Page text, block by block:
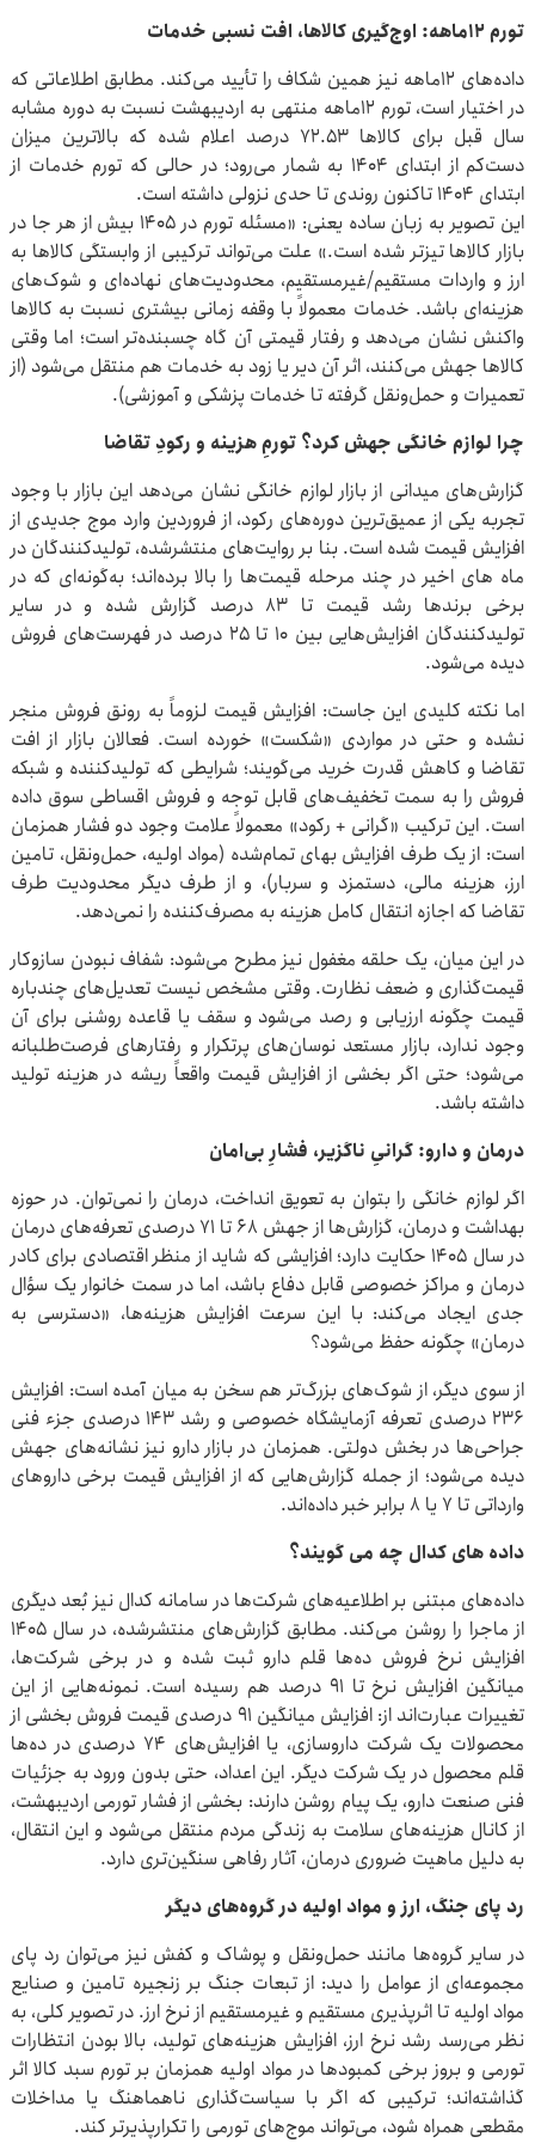
تورم ۱۲ماهه: اوج‌گیری کالاها، افت نسبی خدمات
داده‌های ۱۲ماهه نیز همین شکاف را تأیید می‌کند. مطابق اطلاعاتی که
در اختیار است، تورم ۱۲ماهه منتهی به اردیبهشت نسبت به دوره مشابه
سال قبل برای کالاها ۷۲.۵۳ درصد اعلام شده که بالاترین میزان
دست‌کم از ابتدای ۱۴۰۴ به شمار می‌رود؛ در حالی که تورم خدمات از
ابتدای ۱۴۰۴ تاکنون روندی تا حدی نزولی داشته است.
این تصویر به زبان ساده یعنی: «مسئله تورم در ۱۴۰۵ بیش از هر جا در
بازار کالاها تیزتر شده است.» علت می‌تواند ترکیبی از وابستگی کالاها به
ارز و واردات مستقیم/غیرمستقیم، محدودیت‌های نهاده‌ای و شوک‌های
هزینه‌ای باشد. خدمات معمولاً با وقفه زمانی بیشتری نسبت به کالاها
واکنش نشان می‌دهد و رفتار قیمتی آن گاه چسبنده‌تر است؛ اما وقتی
کالاها جهش می‌کنند، اثر آن دیر یا زود به خدمات هم منتقل می‌شود (از
تعمیرات و حمل‌ونقل گرفته تا خدمات پزشکی و آموزشی).
چرا لوازم خانگی جهش کرد؟ تورمِ هزینه و رکودِ تقاضا
گزارش‌های میدانی از بازار لوازم خانگی نشان می‌دهد این بازار با وجود
تجربه یکی از عمیق‌ترین دوره‌های رکود، از فروردین وارد موج جدیدی از
افزایش قیمت شده است. بنا بر روایت‌های منتشرشده، تولیدکنندگان در
ماه های اخیر در چند مرحله قیمت‌ها را بالا برده‌اند؛ به‌گونه‌ای که در
برخی برندها رشد قیمت تا ۸۳ درصد گزارش شده و در سایر
تولیدکنندگان افزایش‌هایی بین ۱۰ تا ۲۵ درصد در فهرست‌های فروش
دیده می‌شود.
اما نکته کلیدی این جاست: افزایش قیمت لزوماً به رونق فروش منجر
نشده و حتی در مواردی «شکست» خورده است. فعالان بازار از افت
تقاضا و کاهش قدرت خرید می‌گویند؛ شرایطی که تولیدکننده و شبکه
فروش را به سمت تخفیف‌های قابل توجه و فروش اقساطی سوق داده
است. این ترکیب «گرانی + رکود» معمولاً علامت وجود دو فشار همزمان
است: از یک طرف افزایش بهای تمام‌شده (مواد اولیه، حمل‌ونقل، تامین
ارز، هزینه مالی، دستمزد و سربار)، و از طرف دیگر محدودیت طرف
تقاضا که اجازه انتقال کامل هزینه به مصرف‌کننده را نمی‌دهد.
در این میان، یک حلقه مغفول نیز مطرح می‌شود: شفاف نبودن سازوکار
قیمت‌گذاری و ضعف نظارت. وقتی مشخص نیست تعدیل‌های چندباره
قیمت چگونه ارزیابی و رصد می‌شود و سقف یا قاعده روشنی برای آن
وجود ندارد، بازار مستعد نوسان‌های پرتکرار و رفتارهای فرصت‌طلبانه
می‌شود؛ حتی اگر بخشی از افزایش قیمت واقعاً ریشه در هزینه تولید
داشته باشد.
درمان و دارو: گرانیِ ناگزیر، فشارِ بی‌امان
اگر لوازم خانگی را بتوان به تعویق انداخت، درمان را نمی‌توان. در حوزه
بهداشت و درمان، گزارش‌ها از جهش ۶۸ تا ۷۱ درصدی تعرفه‌های درمان
در سال ۱۴۰۵ حکایت دارد؛ افزایشی که شاید از منظر اقتصادی برای کادر
درمان و مراکز خصوصی قابل دفاع باشد، اما در سمت خانوار یک سؤال
جدی ایجاد می‌کند: با این سرعت افزایش هزینه‌ها، «دسترسی به
درمان» چگونه حفظ می‌شود؟
از سوی دیگر، از شوک‌های بزرگ‌تر هم سخن به میان آمده است: افزایش
۲۳۶ درصدی تعرفه آزمایشگاه خصوصی و رشد ۱۴۳ درصدی جزء فنی
جراحی‌ها در بخش دولتی. همزمان در بازار دارو نیز نشانه‌های جهش
دیده می‌شود؛ از جمله گزارش‌هایی که از افزایش قیمت برخی داروهای
وارداتی تا ۷ یا ۸ برابر خبر داده‌اند.
داده های کدال چه می گویند؟
داده‌های مبتنی بر اطلاعیه‌های شرکت‌ها در سامانه کدال نیز بُعد دیگری
از ماجرا را روشن می‌کند. مطابق گزارش‌های منتشرشده، در سال ۱۴۰۵
افزایش نرخ فروش ده‌ها قلم دارو ثبت شده و در برخی شرکت‌ها،
میانگین افزایش نرخ تا ۹۱ درصد هم رسیده است. نمونه‌هایی از این
تغییرات عبارت‌اند از: افزایش میانگین ۹۱ درصدی قیمت فروش بخشی از
محصولات یک شرکت داروسازی، یا افزایش‌های ۷۴ درصدی در ده‌ها
قلم محصول در یک شرکت دیگر. این اعداد، حتی بدون ورود به جزئیات
فنی صنعت دارو، یک پیام روشن دارند: بخشی از فشار تورمی اردیبهشت،
از کانال هزینه‌های سلامت به زندگی مردم منتقل می‌شود و این انتقال،
به دلیل ماهیت ضروری درمان، آثار رفاهی سنگین‌تری دارد.
رد پای جنگ، ارز و مواد اولیه در گروه‌های دیگر
در سایر گروه‌ها مانند حمل‌ونقل و پوشاک و کفش نیز می‌توان رد پای
مجموعه‌ای از عوامل را دید: از تبعات جنگ بر زنجیره تامین و صنایع
مواد اولیه تا اثرپذیری مستقیم و غیرمستقیم از نرخ ارز. در تصویر کلی، به
نظر می‌رسد رشد نرخ ارز، افزایش هزینه‌های تولید، بالا بودن انتظارات
تورمی و بروز برخی کمبودها در مواد اولیه همزمان بر تورم سبد کالا اثر
گذاشته‌اند؛ ترکیبی که اگر با سیاست‌گذاری ناهماهنگ یا مداخلات
مقطعی همراه شود، می‌تواند موج‌های تورمی را تکرارپذیرتر کند.